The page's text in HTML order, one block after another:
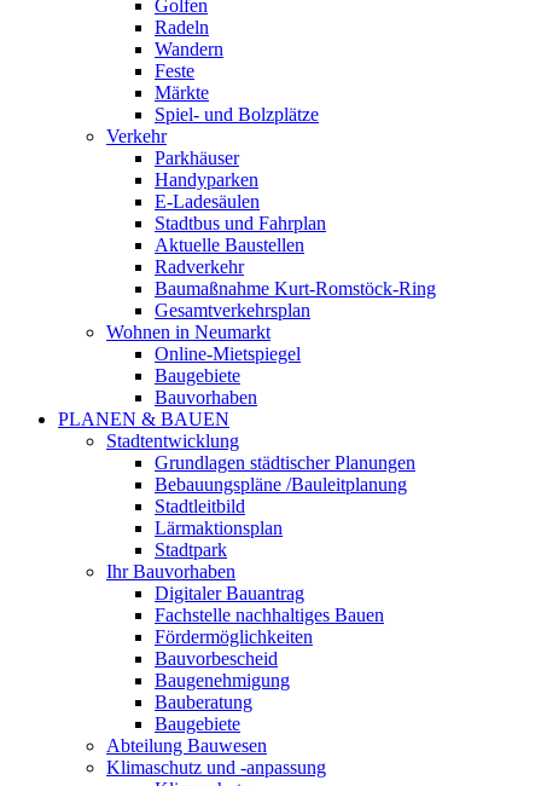
Golfen
Radeln
Wandern
Feste
Märkte
Spiel- und Bolzplätze
Verkehr
Parkhäuser
Handyparken
E-Ladesäulen
Stadtbus und Fahrplan
Aktuelle Baustellen
Radverkehr
Baumaßnahme Kurt-Romstöck-Ring
Gesamtverkehrsplan
Wohnen in Neumarkt
Online-Mietspiegel
Baugebiete
Bauvorhaben
PLANEN & BAUEN
Stadtentwicklung
Grundlagen städtischer Planungen
Bebauungspläne /Bauleitplanung
Stadtleitbild
Lärmaktionsplan
Stadtpark
Ihr Bauvorhaben
Digitaler Bauantrag
Fachstelle nachhaltiges Bauen
Fördermöglichkeiten
Bauvorbescheid
Baugenehmigung
Bauberatung
Baugebiete
Abteilung Bauwesen
Klimaschutz und -anpassung